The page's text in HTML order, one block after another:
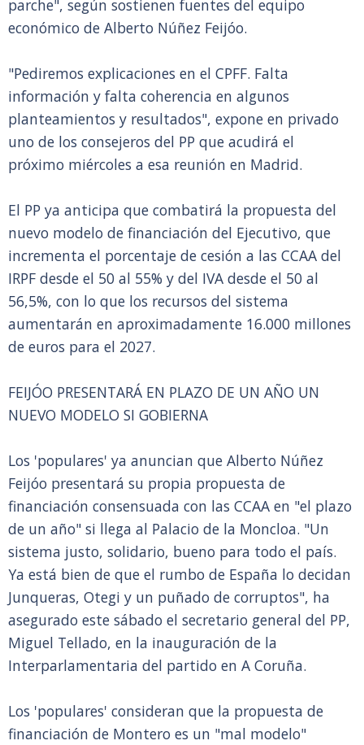
parche", según sostienen fuentes del equipo
económico de Alberto Núñez Feijóo.
"Pediremos explicaciones en el CPFF. Falta
información y falta coherencia en algunos
planteamientos y resultados", expone en privado
uno de los consejeros del PP que acudirá el
próximo miércoles a esa reunión en Madrid.
El PP ya anticipa que combatirá la propuesta del
nuevo modelo de financiación del Ejecutivo, que
incrementa el porcentaje de cesión a las CCAA del
IRPF desde el 50 al 55% y del IVA desde el 50 al
56,5%, con lo que los recursos del sistema
aumentarán en aproximadamente 16.000 millones
de euros para el 2027.
FEIJÓO PRESENTARÁ EN PLAZO DE UN AÑO UN
NUEVO MODELO SI GOBIERNA
Los 'populares' ya anuncian que Alberto Núñez
Feijóo presentará su propia propuesta de
financiación consensuada con las CCAA en "el plazo
de un año" si llega al Palacio de la Moncloa. "Un
sistema justo, solidario, bueno para todo el país.
Ya está bien de que el rumbo de España lo decidan
Junqueras, Otegi y un puñado de corruptos", ha
asegurado este sábado el secretario general del PP,
Miguel Tellado, en la inauguración de la
Interparlamentaria del partido en A Coruña.
Los 'populares' consideran que la propuesta de
financiación de Montero es un "mal modelo"